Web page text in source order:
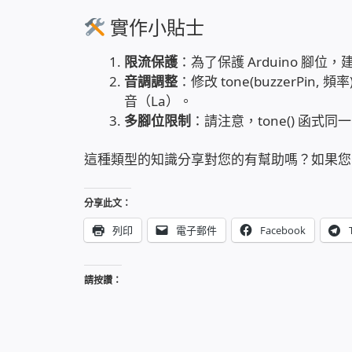
實作小貼士
限流保護：為了保護 Arduino 腳位，
音調調整：修改 tone(buzzerPin, 頻
音（La）。
多腳位限制 ：請注意，tone() 函式同
這種類型的知識分享對您的有幫助嗎？如果
分享此文：
列印 電子郵件 Facebook
請按讚：